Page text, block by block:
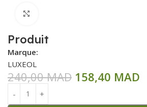
Produit
Marque:
LUXEOL
240,00MAD 158,40 MAD